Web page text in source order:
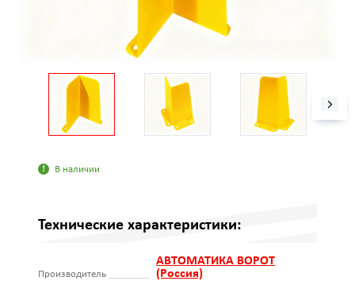
В наличии
Технические характеристики:
Производитель
АВТОМАТИКА ВОРОТ
(Россия)